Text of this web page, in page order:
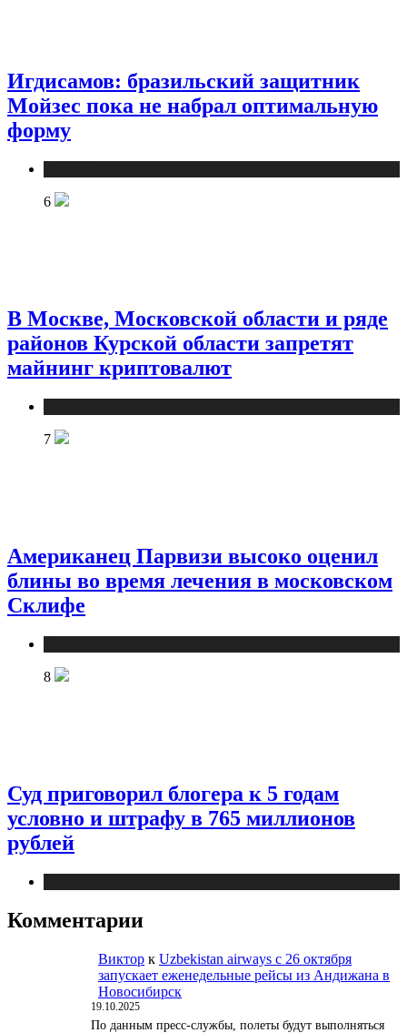
Игдисамов: бразильский защитник
Мойзес пока не набрал оптимальную
форму
6
В Москве, Московской области и ряде
районов Курской области запретят
майнинг криптовалют
7
Американец Парвизи высоко оценил
блины во время лечения в московском
Склифе
8
Суд приговорил блогера к 5 годам
условно и штрафу в 765 миллионов
рублей
Комментарии
Виктор к Uzbekistan airways с 26 октября
запускает еженедельные рейсы из Андижана в
Новосибирск
19.10.2025
По данным пресс-службы, полеты будут выполняться